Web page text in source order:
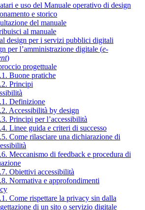
e uso del Manuale operativo di design
e storico
del manuale
al manuale
design per i servizi pubblici digitali
per l’amministrazione digitale (e-
)
progettuale
Buone pratiche
Principi
Definizione
Accessibilità by design
Principi per l’accessibilità
Linee guida e criteri di successo
Come rilasciare una dichiarazione di
Meccanismo di feedback e procedura di
Obiettivi accessibilità
Normativa e approfondimenti
Come rispettare la privacy sin dalla
di un sito o servizio digitale